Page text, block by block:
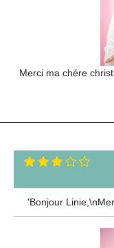
Merci ma chére
'Bonjour